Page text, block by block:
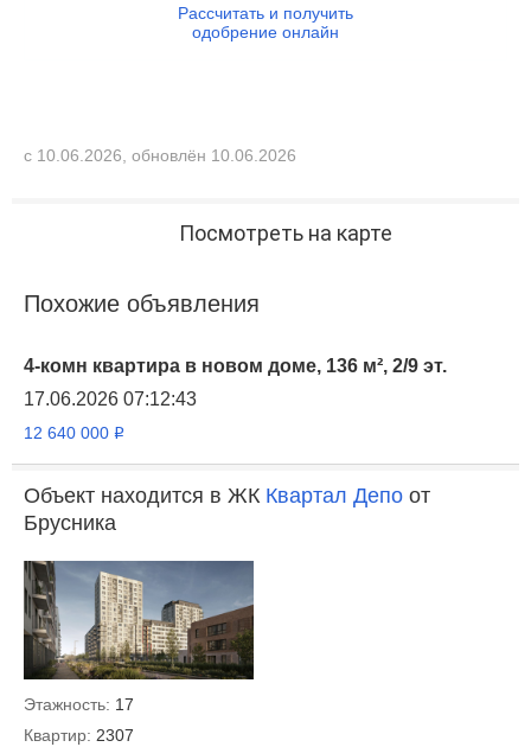
Рассчитать и получить
одобрение онлайн
с 10.06.2026, обновлён 10.06.2026
Посмотреть на карте
Похожие объявления
4-комн квартира в новом доме, 136 м², 2/9 эт.
17.06.2026 07:12:43
12 640 000 Р
Объект находится в ЖК Квартал Депо от
Брусника
Этажность: 17
Квартир: 2307